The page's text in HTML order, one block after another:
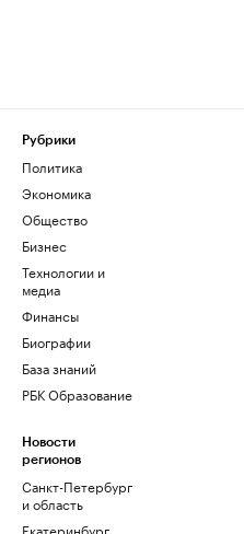
Рубрики
Политика
Экономика
Общество
Бизнес
Технологии и
медиа
Финансы
Биографии
База знаний
РБК Образование
Новости
регионов
Санкт-Петербург
и область
Екатеринбург